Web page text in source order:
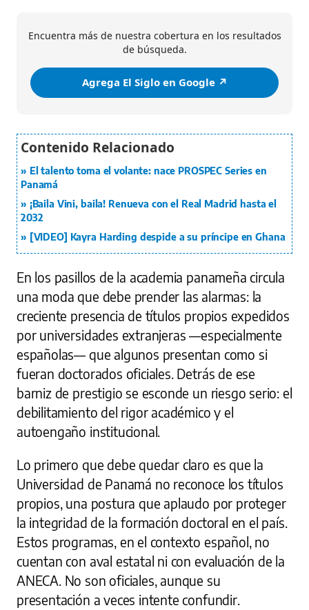
Encuentra más de nuestra cobertura en los resultados
de búsqueda.
Agrega El Siglo en Google ↗️
El talento toma el volante: nace PROSPEC Series en
Panamá
¡Baila Vini, baila! Renueva con el Real Madrid hasta el
2032
[VIDEO] Kayra Harding despide a su príncipe en Ghana
En los pasillos de la academia panameña circula
una moda que debe prender las alarmas: la
creciente presencia de títulos propios expedidos
por universidades extranjeras —especialmente
españolas— que algunos presentan como si
fueran doctorados oficiales. Detrás de ese
barniz de prestigio se esconde un riesgo serio: el
debilitamiento del rigor académico y el
autoengaño institucional.
Lo primero que debe quedar claro es que la
Universidad de Panamá no reconoce los títulos
propios, una postura que aplaudo por proteger
la integridad de la formación doctoral en el país.
Estos programas, en el contexto español, no
cuentan con aval estatal ni con evaluación de la
ANECA. No son oficiales, aunque su
presentación a veces intente confundir.